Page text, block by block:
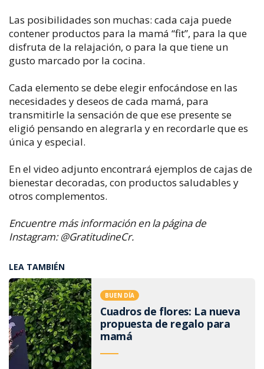
Las posibilidades son muchas: cada caja puede
contener productos para la mamá “fit”, para la que
disfruta de la relajación, o para la que tiene un
gusto marcado por la cocina.
Cada elemento se debe elegir enfocándose en las
necesidades y deseos de cada mamá, para
transmitirle la sensación de que ese presente se
eligió pensando en alegrarla y en recordarle que es
única y especial.
En el video adjunto encontrará ejemplos de cajas de
bienestar decoradas, con productos saludables y
otros complementos.
Encuentre más información en la página de
Instagram: @GratitudineCr.
LEA TAMBIÉN
BUEN DÍA
Cuadros de flores: La nueva
propuesta de regalo para
mamá